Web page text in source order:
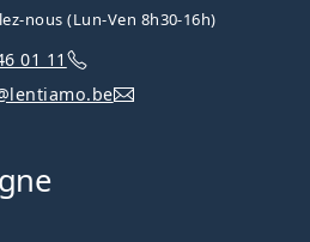
nous (Lun-Ven 8h30-16h)
01 11